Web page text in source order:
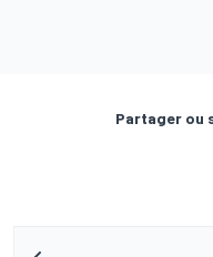
Partager ou